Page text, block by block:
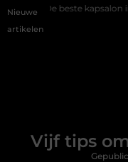
Nieuwe
artikelen
kapsalon in Arnhem: meer
Vijf tips